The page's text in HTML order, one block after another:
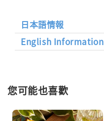
日本語情報
English Information
您可能也喜歡